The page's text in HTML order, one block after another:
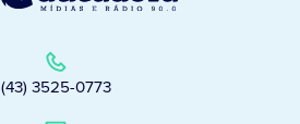
(43) 3525-0773